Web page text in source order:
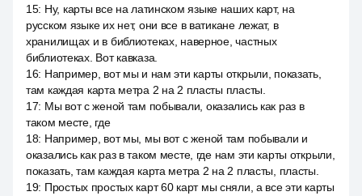
15: Ну, карты все на латинском языке наших карт, на
русском языке их нет, они все в ватикане лежат, в
хранилищах и в библиотеках, наверное, частных
библиотеках. Вот кавказа.
16: Например, вот мы и нам эти карты открыли, показать,
там каждая карта метра 2 на 2 пласты пласты.
17: Мы вот с женой там побывали, оказались как раз в
таком месте, где
18: Например, вот мы, мы вот с женой там побывали и
оказались как раз в таком месте, где нам эти карты открыли,
показать, там каждая карта метра 2 на 2 пласты, пласты.
19: Простых простых карт 60 карт мы сняли, а все эти карты